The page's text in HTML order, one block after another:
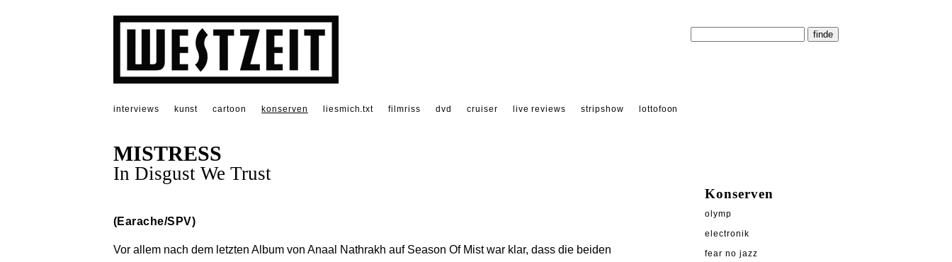
interviews kunst cartoon konserven liesmich.txt filmriss dvd cruiser live reviews stripshow lottofoon
MISTRESS
In Disgust We Trust
(Earache/SPV)
Vor allem nach dem letzten Album von Anaal Nathrakh auf Season Of Mist war klar, dass die beiden
Konserven
olymp
electronik
fear no jazz